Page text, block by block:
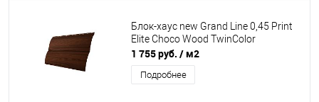
Блок-хаус new Grand Line 0,45 Print
Elite Choco Wood TwinColor
1 755 руб. / м2
Подробнее